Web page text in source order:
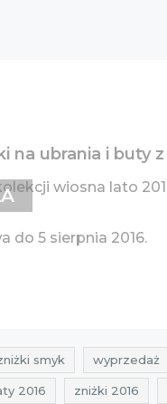
na ubrania i buty
wiosna lato
do 5 sierpnia 2016.
smyk wyprzedaż
2016 zniżki 2016